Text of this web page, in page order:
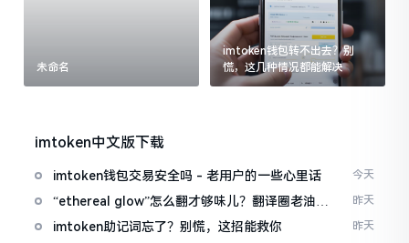
未命名
imtoken钱包转不出去？别
慌，这几种情况都能解决
imtoken中文版下载
imtoken钱包交易安全吗 - 老用户的一些心里话 今天
“ethereal glow”怎么翻才够味儿？翻译圈老油条
的私房话
昨天
imtoken助记词忘了？别慌，这招能救你 昨天